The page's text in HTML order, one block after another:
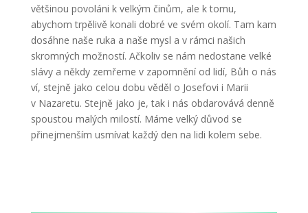
většinou povoláni k velkým činům, ale k tomu,
abychom trpělivě konali dobré ve svém okolí. Tam kam
dosáhne naše ruka a naše mysl a v rámci našich
skromných možností. Ačkoliv se nám nedostane velké
slávy a někdy zemřeme v zapomnění od lidí, Bůh o nás
ví, stejně jako celou dobu věděl o Josefovi i Marii
v Nazaretu. Stejně jako je, tak i nás obdarovává denně
spoustou malých milostí. Máme velký důvod se
přinejmenším usmívat každý den na lidi kolem sebe.